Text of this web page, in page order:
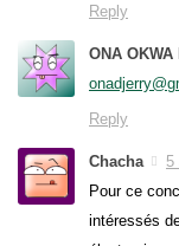
Reply
ONA OKWA
Reply
Chacha
5
Pour ce
intéressés